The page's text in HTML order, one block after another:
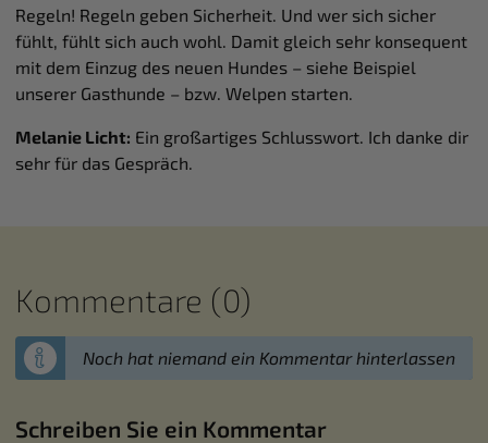
Regeln! Regeln geben Sicherheit. Und wer sich sicher
fühlt, fühlt sich auch wohl. Damit gleich sehr konsequent
mit dem Einzug des neuen Hundes – siehe Beispiel
unserer Gasthunde – bzw. Welpen starten.
Melanie Licht: Ein großartiges Schlusswort. Ich danke dir
sehr für das Gespräch.
Kommentare (0)
Noch hat niemand ein Kommentar hinterlassen
Schreiben Sie ein Kommentar